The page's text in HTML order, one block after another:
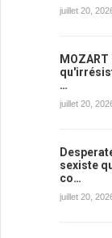
juillet 20,
…
juillet 20,
sexiste
co…
juillet 20,